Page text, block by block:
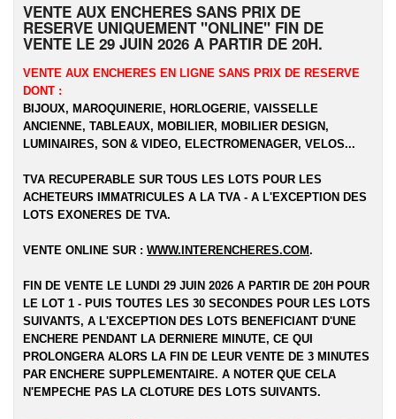
VENTE AUX ENCHERES SANS PRIX DE
RESERVE UNIQUEMENT "ONLINE" FIN DE
VENTE LE 29 JUIN 2026 A PARTIR DE 20H.
VENTE AUX ENCHERES EN LIGNE SANS PRIX DE RESERVE
DONT :
BIJOUX, MAROQUINERIE, HORLOGERIE, VAISSELLE
ANCIENNE, TABLEAUX, MOBILIER, MOBILIER DESIGN,
LUMINAIRES, SON & VIDEO, ELECTROMENAGER, VELOS...
TVA RECUPERABLE SUR TOUS LES LOTS POUR LES
ACHETEURS IMMATRICULES A LA TVA - A L'EXCEPTION DES
LOTS EXONERES DE TVA.
VENTE ONLINE SUR : WWW.INTERENCHERES.COM.
FIN DE VENTE LE LUNDI 29 JUIN 2026 A PARTIR DE 20H POUR
LE LOT 1 - PUIS TOUTES LES 30 SECONDES POUR LES LOTS
SUIVANTS, A L'EXCEPTION DES LOTS BENEFICIANT D'UNE
ENCHERE PENDANT LA DERNIERE MINUTE, CE QUI
PROLONGERA ALORS LA FIN DE LEUR VENTE DE 3 MINUTES
PAR ENCHERE SUPPLEMENTAIRE. A NOTER QUE CELA
N'EMPECHE PAS LA CLOTURE DES LOTS SUIVANTS.